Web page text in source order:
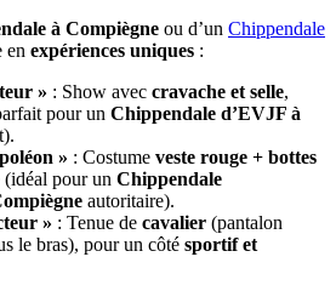
à Compiègne ou d’un Chippendale
en expériences uniques :
» : Show avec cravache et selle,
pour un Chippendale d’EVJF à
» : Costume veste rouge + bottes
(idéal pour un Chippendale
autoritaire).
» : Tenue de cavalier (pantalon
le bras), pour un côté sportif et